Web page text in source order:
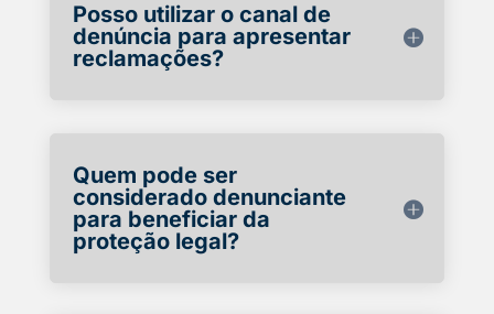
Posso utilizar o canal de
denúncia para apresentar
reclamações?
Quem pode ser
considerado denunciante
para beneficiar da
proteção legal?